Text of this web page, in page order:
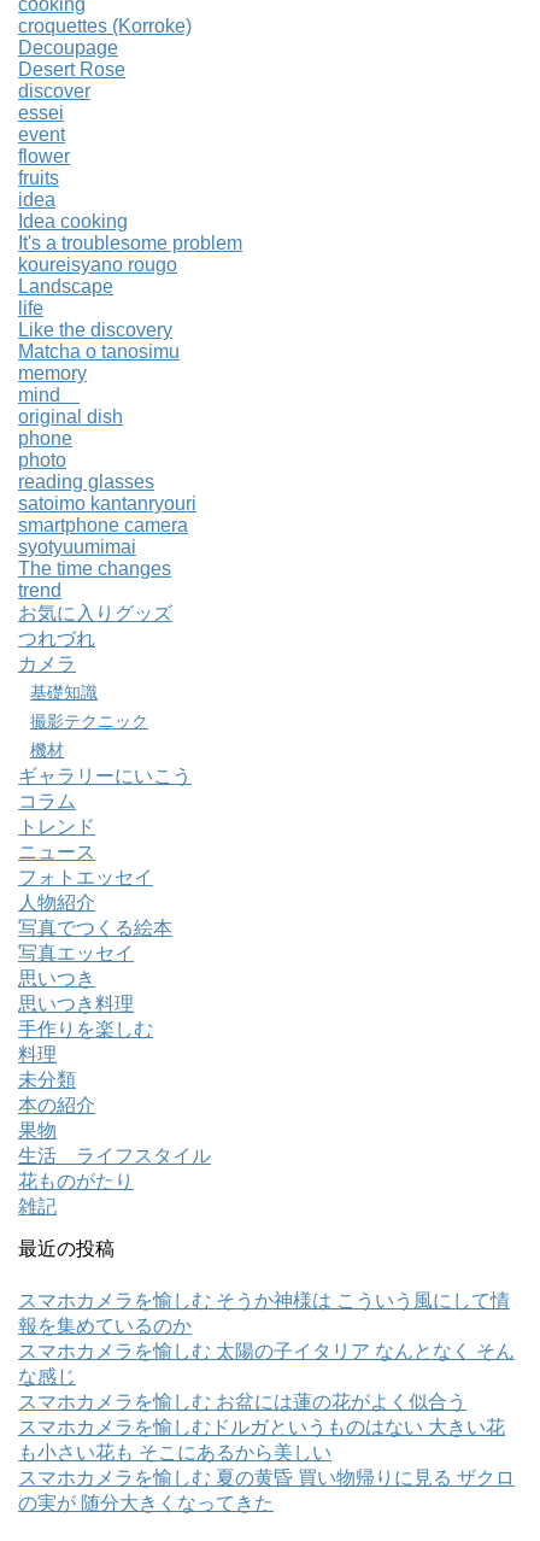
croquettes (Korroke)
Decoupage
Desert Rose
discover
essei
event
flower
fruits
idea
Idea cooking
It's a troublesome problem
koureisyano rougo
Landscape
life
Like the discovery
Matcha o tanosimu
memory
mind
original dish
phone
photo
reading glasses
satoimo kantanryouri
smartphone camera
syotyuumimai
The time changes
trend
お気に入りグッズ
つれづれ
カメラ
基礎知識
撮影テクニック
機材
ギャラリーにいこう
コラム
トレンド
ニュース
フォトエッセイ
人物紹介
写真でつくる絵本
写真エッセイ
思いつき
思いつき料理
手作りを楽しむ
料理
未分類
本の紹介
果物
生活 ライフスタイル
花ものがたり
雑記
最近の投稿
スマホカメラを愉しむ そうか神様は こういう風にして情
報を集めているのか
スマホカメラを愉しむ 太陽の子イタリア なんとなく そん
な感じ
スマホカメラを愉しむ お盆には蓮の花がよく似合う
スマホカメラを愉しむドルガというものはない 大きい花
も小さい花も そこにあるから美しい
スマホカメラを愉しむ 夏の黄昏 買い物帰りに見る ザクロ
の実が 随分大きくなってきた